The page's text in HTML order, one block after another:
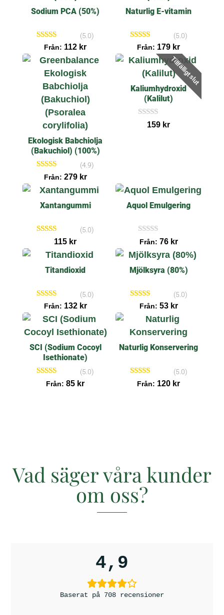
c
s
i
o
n
e
r
Sodium PCA (50%)
Betygsatt
av 5
(5.0)
Från: 112 kr
Naturlig E-vitamin
Betygsatt
5.00
av 5
(5.0)
Från: 179 kr
Ekologisk Babchiolja
(Bakuchiol) (100%)
Betygsatt
av 5
(4.9)
Från: 279 kr
Tillfälligt slut
Kaliumhydroxid
(Kalilut)
s
o
r
159 kr
Xantangummi
Betygsatt
5.00
av 5
(5.0)
115 kr
Aquol Emulgering
I
n
g
a
r
e
e
s
n
e
r
Från: 76 kr
Titandioxid
Betygsatt
av 5
(5.0)
Från: 132 kr
Mjölksyra (80%)
Betygsatt
av 5
(5.0)
Från: 53 kr
SCI (Sodium Cocoyl
Isethionate)
Betygsatt
(5.0)
Från:85 kr
Naturlig Konservering
Betygsatt
(5.0)
Från: 120 kr
Vad säger våra kunder
om oss?
4,9
Baserat på 708 recensioner